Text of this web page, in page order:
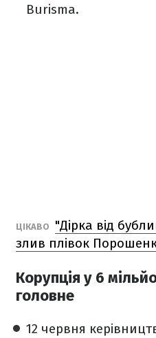
Burisma.
ЦІКАВО
"Дірка від
злив плівок
Корупція у 6
головне
12 червня